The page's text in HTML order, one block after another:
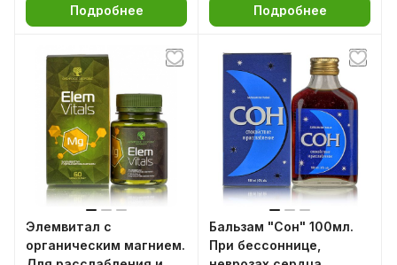
Подробнее
внимания, при головных
болях
Подробнее
Элемвитал с
органическим магнием.
Бальзам "Сон" 100мл.
При бессоннице,